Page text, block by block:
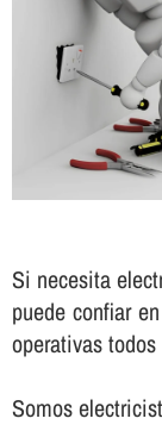
Si necesita
puede confiar
operativas
Somos